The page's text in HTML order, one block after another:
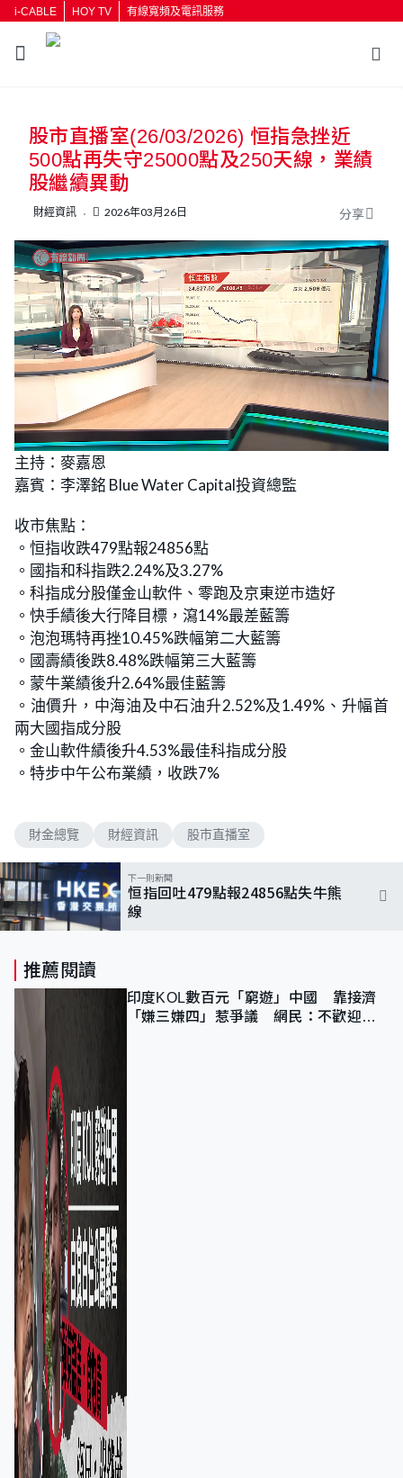
i-CABLE HOY TV 有線寬頻及電訊服務
按輸入鍵開始搜尋
股市直播室(26/03/2026) 恒指急挫近
500點再失守25000點及250天線，業績
股繼續異動
財經資訊 2026年03月26日 分享
U
n
m
u
t
e
L
o
e
d
9
%
主持：麥嘉恩
嘉賓：李澤銘 Blue Water Capital投資總監
收市焦點：
。恒指收跌479點報24856點
。國指和科指跌2.24%及3.27%
。科指成分股僅金山軟件、零跑及京東逆市造好
。快手績後大行降目標，瀉14%最差藍籌
。泡泡瑪特再挫10.45%跌幅第二大藍籌
。國壽績後跌8.48%跌幅第三大藍籌
。蒙牛業績後升2.64%最佳藍籌
。油價升，中海油及中石油升2.52%及1.49%、升幅首
兩大國指成分股
。金山軟件績後升4.53%最佳科指成分股
。特步中午公布業績，收跌7%
財金總覽 財經資訊 股市直播室
下一則新聞
恒指回吐479點報24856點失牛熊
線
推薦閱讀
印度KOL數百元「窮遊」中國 靠接濟
「嫌三嫌四」惹爭議 網民：不歡迎劣